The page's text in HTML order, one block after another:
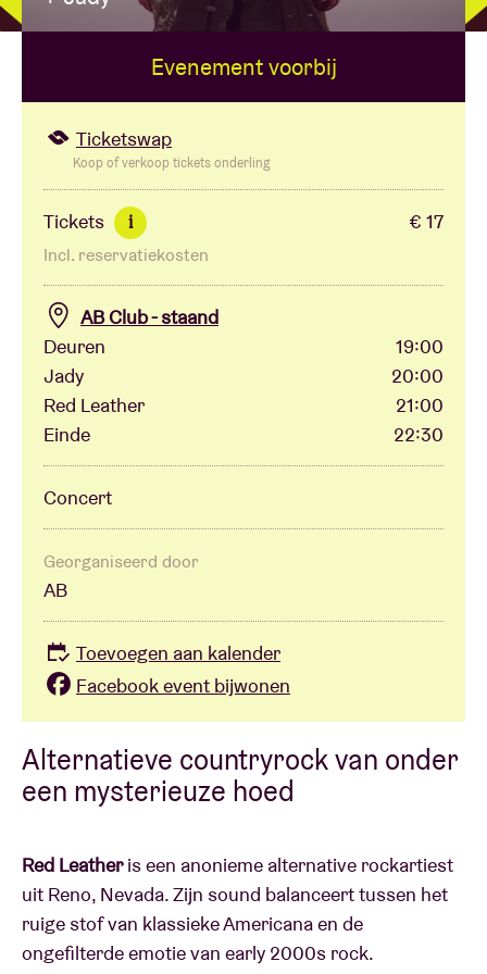
BRDCST
Concertcheque
Over AB
Contact
Alternatieve countryrock van onder
een mysterieuze hoed
Red Leatheris een anonieme alternative rockartiest
uit Reno, Nevada. Zijn sound balanceert tussen het
ruige stof van klassieke Americana en de
ongefilterde emotie van early 2000s rock.
Evenement voorbij
Ticketswap
Koop of verkoop tickets onderling
Tickets i € 17
Incl. reservatiekosten
AB Club - staand
Deuren
19:00
Jady
20:00
Red Leather
21:00
Einde
22:30
Concert
Georganiseerd door
AB
Toevoegen aan kalender
Facebook event bijwonen